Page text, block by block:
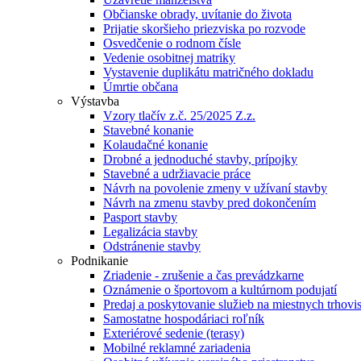
Občianske obrady, uvítanie do života
Prijatie skoršieho priezviska po rozvode
Osvedčenie o rodnom čísle
Vedenie osobitnej matriky
Vystavenie duplikátu matričného dokladu
Úmrtie občana
Výstavba
Vzory tlačív z.č. 25/2025 Z.z.
Stavebné konanie
Kolaudačné konanie
Drobné a jednoduché stavby, prípojky
Stavebné a udržiavacie práce
Návrh na povolenie zmeny v užívaní stavby
Návrh na zmenu stavby pred dokončením
Pasport stavby
Legalizácia stavby
Odstránenie stavby
Podnikanie
Zriadenie - zrušenie a čas prevádzkarne
Oznámenie o športovom a kultúrnom podujatí
Predaj a poskytovanie služieb na miestnych
Samostatne hospodáriaci roľník
Exteriérové sedenie (terasy)
Mobilné reklamné zariadenia